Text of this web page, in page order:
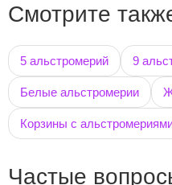
Смотрите
5 альстромерий 9
Белые альстромерии
Корзины с
Частые